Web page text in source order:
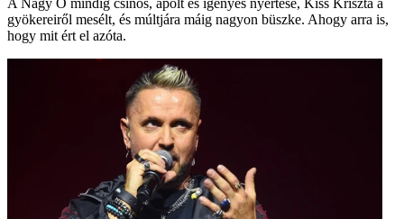
gyökereiről mesélt, és múltjára máig nagyon büszke. Ahogy arra is,
hogy mit ért el azóta.